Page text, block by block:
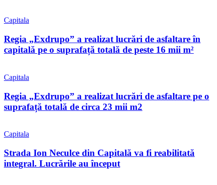
Capitala
Regia „Exdrupo” a realizat lucrări de asfaltare în
capitală pe o suprafață totală de peste 16 mii m²
Capitala
Regia „Exdrupo” a realizat lucrări de asfaltare pe o
suprafață totală de circa 23 mii m2
Capitala
Strada Ion Neculce din Capitală va fi reabilitată
integral. Lucrările au început